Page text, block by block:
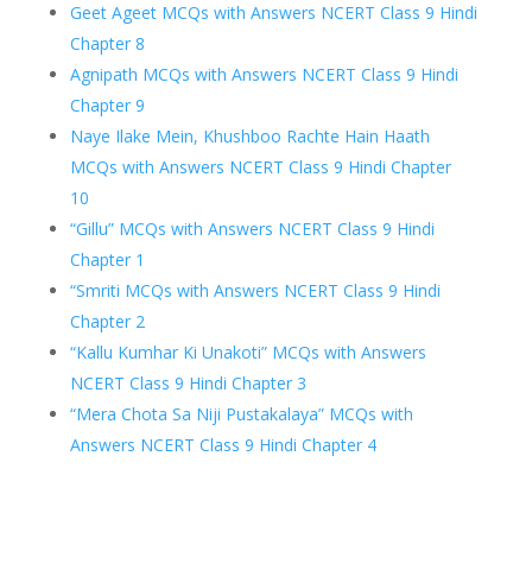
Geet Ageet MCQs with Answers NCERT Class 9 Hindi
Chapter 8
Agnipath MCQs with Answers NCERT Class 9 Hindi
Chapter 9
Naye Ilake Mein, Khushboo Rachte Hain Haath
MCQs with Answers NCERT Class 9 Hindi Chapter
10
“Gillu” MCQs with Answers NCERT Class 9 Hindi
Chapter 1
“Smriti MCQs with Answers NCERT Class 9 Hindi
Chapter 2
“Kallu Kumhar Ki Unakoti” MCQs with Answers
NCERT Class 9 Hindi Chapter 3
“Mera Chota Sa Niji Pustakalaya” MCQs with
Answers NCERT Class 9 Hindi Chapter 4